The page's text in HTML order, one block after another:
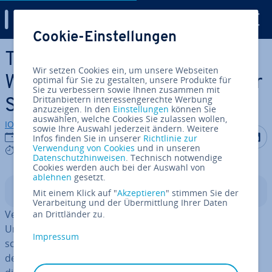
Zum Haupt­in­halt springen
Treiber ak­tua­li­sie­ren in
Windows 10 und 11: Schritt für
Schritt
IONOS Redaktion
05.01.2023
4 mins
Auf Auf
In­halts­ver­zeich­nis
Veraltete Treiber in Windows ver­ur­sa­chen unter
Umständen eine ver­min­der­te Sys­tem­leis­tung. Im
schlimms­ten Fall führen sie sogar zu Si­cher­heits­lü­cken
des Computers und be­güns­ti­gen Cy­ber­an­grif­fe. Aus
Cookie-Einstellungen
Wir setzen Cookies ein, um unsere Webseiten
optimal für Sie zu gestalten, unsere Produkte für
Sie zu verbessern sowie Ihnen zusammen mit
Drittanbietern interessengerechte Werbung
anzuzeigen. In den Einstellungen können Sie
auswählen, welche Cookies Sie zulassen wollen,
sowie Ihre Auswahl jederzeit ändern. Weitere
Infos finden Sie in unserer Richtlinie zur
Verwendung von Cookies und in unseren
Datenschutzhinweisen. Technisch notwendige
Cookies werden auch bei der Auswahl von
ablehnen gesetzt.
Mit einem Klick auf "Akzeptieren" stimmen Sie der
Verarbeitung und der Übermittlung Ihrer Daten
an Drittländer zu.
Impressum